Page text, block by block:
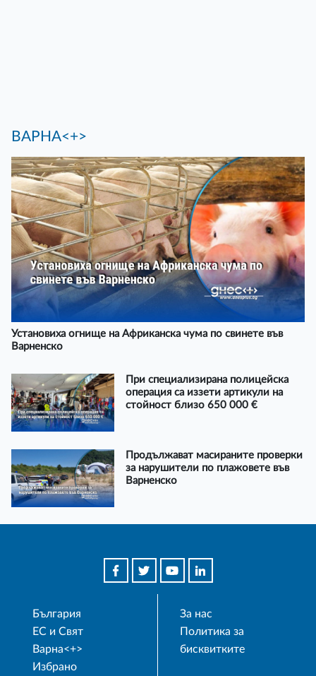
ВАРНА<+>
Установиха огнище на Африканска чума по свинете във
Варненско
При специализирана полицейска
операция са иззети артикули на
стойност близо 650 000 €
Продължават масираните проверки
за нарушители по плажовете във
Варненско
България
ЕС и Свят
Варна<+>
Избрано
За нас
Политика за
бисквитките